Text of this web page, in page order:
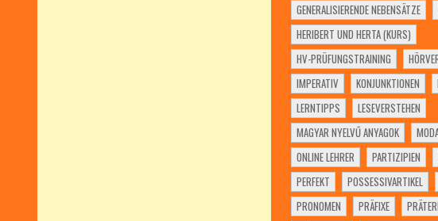
GENERALISIERENDE NEBENSÄTZE
HERIBERT UND HERTA (KURS)
HV-PRÜFUNGSTRAINING
IMPERATIV
KONJUNKTIONEN
LERNTIPPS
LESEVERSTEHEN
MAGYAR NYELVŰ ANYAGOK
ONLINE LEHRER
PARTIZIPIEN
PERFEKT
POSSESSIVARTIKEL
PRONOMEN
PRÄFIXE